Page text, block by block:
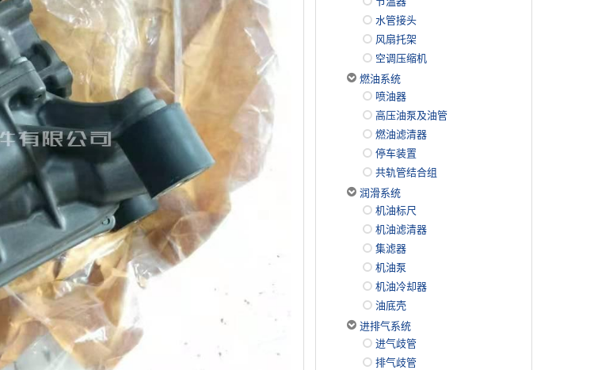
水管接头
风扇托架
空调压缩机
燃油系统
喷油器
高压油泵及油管
燃油滤清器
停车装置
共轨管结合组
润滑系统
机油标尺
机油滤清器
集滤器
机油泵
机油冷却器
油底壳
进排气系统
进气歧管
排气歧管